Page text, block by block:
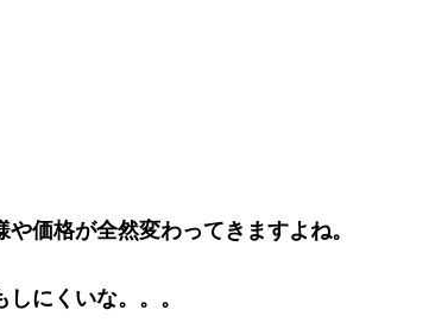
価格が全然変わってきますよね。
にくいな。。。